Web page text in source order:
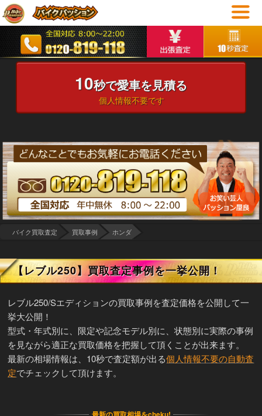
10秒で愛車を見積る
個人情報不要です
バイク買取査定 買取事例 ホンダ
【レブル250】買取査定事例を一挙公開！
レブル250/Sエディションの買取事例を査定価格を公開して一
挙大公開！
型式・年式別に、限定や記念モデル別に、状態別に実際の事例
を見ながら適正な買取価格を把握して頂くことが出来ます。
最新の相場情報は、10秒で査定額が出る個人情報不要の自動査
定でチェックして頂けます。